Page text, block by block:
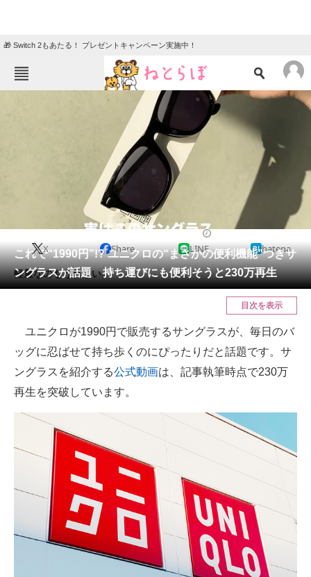
🎁 Switch 2もあたる！ プレゼントキャンペーン実施中！
ねとらぼメニュー
ニュース
クイズ
地域
教育・育児
リサーチ
会員記事
メディア
ITの今と未来を見通す
スマホと通信の最新トレンド
進化するPCとデバイスの未来
好きが集まる 比べて選べる
ビジネスと働き方のヒント
AI活用のいまが分かる
企業ITのトレンドを詳説
経営リーダーのコミュニティ
これで“1990円”!? ユニクロの“まさかの便利機能”つきサ
ングラスが話題 持ち運びにも便利そうと230万再生
X Share LINE hatena
軽量なのもうれしい。
目次を表示
ユニクロが1990円で販売するサングラスが、毎日のバ
ッグに忍ばせて持ち歩くのにぴったりだと話題です。サ
ングラスを紹介する公式動画は、記事執筆時点で230万
再生を突破しています。